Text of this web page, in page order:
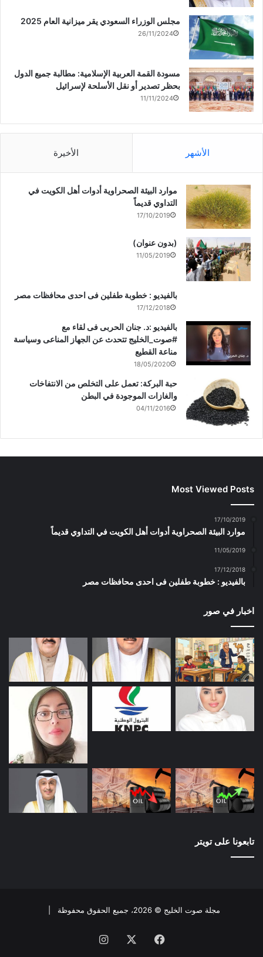
مجلس الوزراء السعودي يقر ميزانية العام 2025
26/11/2024
مسودة القمة العربية الإسلامية: مطالبة جميع الدول
بحظر تصدير أو نقل الأسلحة لإسرائيل
11/11/2024
الأشهر الأخيرة
موارد البيئة الصحراوية أدوات أهل الكويت في
التداوي قديماً
17/10/2019
(بدون عنوان)
11/05/2019
بالفيديو : خطوبة طفلين فى احدى محافظات مصر
17/12/2018
بالفيديو :د. جنان الحربى فى لقاء مع
#صوت_الخليج تتحدث عن الجهاز المناعى وسياسة
مناعة القطيع
18/05/2020
حبة البركة: تعمل على التخلص من الانتفاخات
والغازات الموجودة في البطن
04/11/2016
Most Viewed Posts
17/10/2019
موارد البيئة الصحراوية أدوات أهل الكويت في التداوي قديماً
11/05/2019
17/12/2018
بالفيديو : خطوبة طفلين فى احدى محافظات مصر
اخبار في صور
تابعونا على تويتر
مجلة صوت الخليج © 2026، جميع الحقوق محفوظة |
فيسبوك انستقرام